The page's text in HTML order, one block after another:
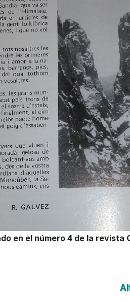
en el número 4 de la revista